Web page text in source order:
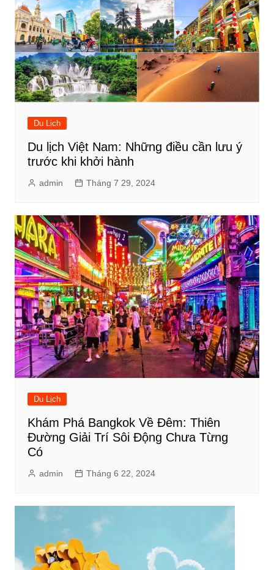
Du Lịch
Du lịch Việt Nam: Những điều cần lưu ý
trước khi khởi hành
admin Tháng 7 29, 2024
Du Lịch
Khám Phá Bangkok Về Đêm: Thiên
Đường Giải Trí Sôi Động Chưa Từng
Có
admin Tháng 6 22, 2024